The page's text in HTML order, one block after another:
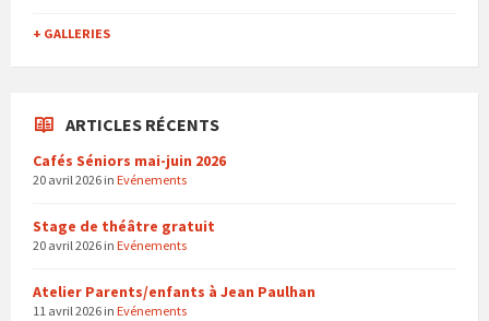
+ GALLERIES
ARTICLES RÉCENTS
Cafés Séniors mai-juin 2026
20 avril 2026 in Evénements
Stage de théâtre gratuit
20 avril 2026 in Evénements
Atelier Parents/enfants à Jean Paulhan
11 avril 2026 in Evénements